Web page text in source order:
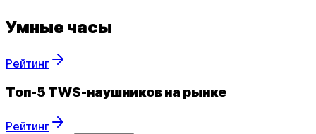
Умные часы
Рейтинг
Топ-5 TWS-наушников на рынке
Рейтинг